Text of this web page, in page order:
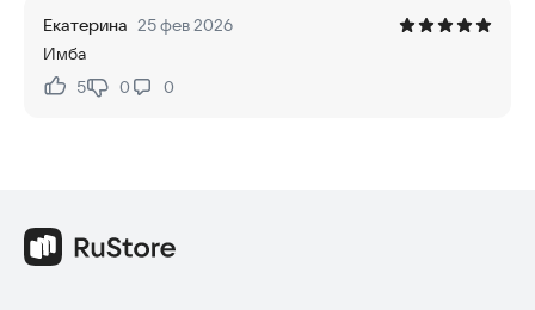
Екатерина 25 фев 2026
Имба
Нравится:
5Не нравится:
0 0